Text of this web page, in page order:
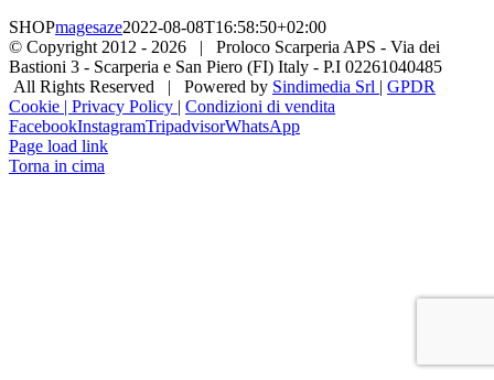
SHOPmagesaze2022-08-08T16:58:50+02:00
© Copyright 2012 - 2026 | Proloco Scarperia APS - Via dei
Bastioni 3 - Scarperia e San Piero (FI) Italy - P.I 02261040485
All Rights Reserved | Powered by Sindimedia Srl | GPDR
Cookie | Privacy Policy | Condizioni di vendita
FacebookInstagramTripadvisorWhatsApp
Page load link
Torna in cima